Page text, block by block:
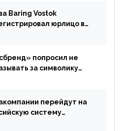
Baring Vostok
юрлицо в
попросил не
за символику
перейдут на
систему